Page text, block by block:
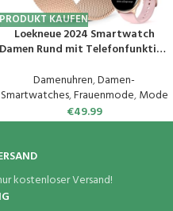
PRODUKT KAUFEN
Loekneue 2024 Smartwatch
Damen Rund mit Telefonfunktion
/SpO2/Menstruationszyklus/Schl
afmonitor/IP68
Wasserdichter/Schrittzähler/Fit
ness/für iOS Android Rosa Gold
Damenuhren,Damen-
Smartwatches,Frauenmode,Mode
€49.99
kostenloser Versand!